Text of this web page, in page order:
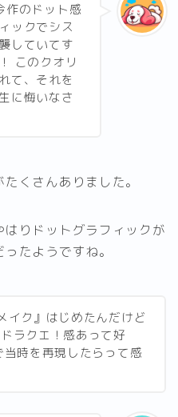
作のドット感
ックでシス
していてす
このクオリ
て、それを
に悔いなさ
くさんありました。
りドットグラフィックが
たようですね。
イク』はじめたんだけど
ラクエ！感あって好
時を再現したらって感